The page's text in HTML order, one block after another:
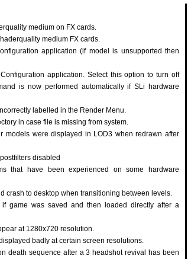
medium on FX cards.
medium FX cards.
application (if model is unsupported then
application. Select this option to turn off
is now performed automatically if SLi hardware
labelled in the Render Menu.
in case file is missing from system.
models were displayed in LOD3 when redrawn after
disabled
that have been experienced on some hardware
crash to desktop when transitioning between levels.
game was saved and then loaded directly after a
at 1280x720 resolution.
badly at certain screen resolutions.
death sequence after a 3 headshot revival has been